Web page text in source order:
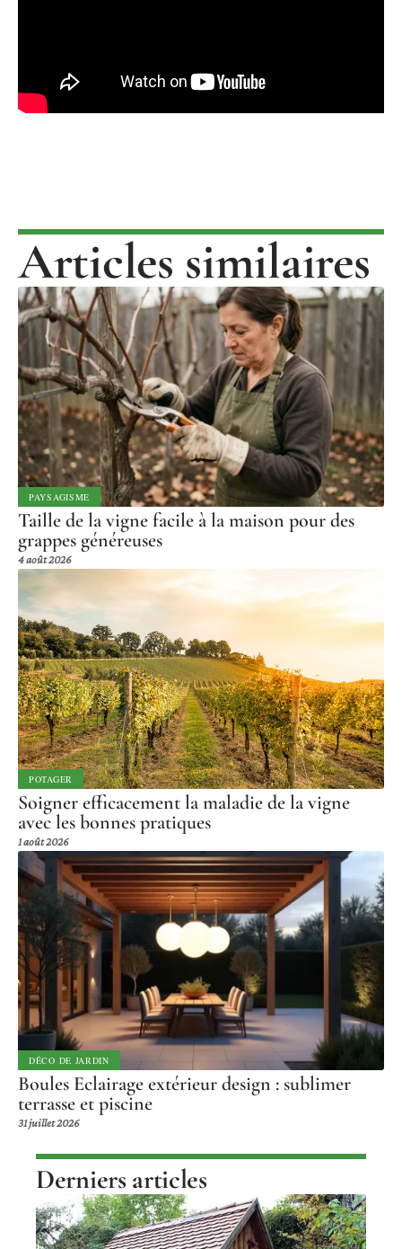
Articles similaires
PAYSAGISME
Taille de la vigne facile à la maison pour des
grappes généreuses
4 août 2026
POTAGER
Soigner efficacement la maladie de la vigne
avec les bonnes pratiques
1 août 2026
DÉCO DE JARDIN
Boules Eclairage extérieur design : sublimer
terrasse et piscine
31 juillet 2026
Derniers articles